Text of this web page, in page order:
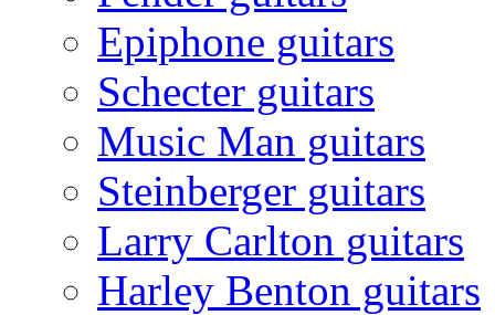
Epiphone guitars
Schecter guitars
Music Man guitars
Steinberger guitars
Larry Carlton guitars
Harley Benton guitars